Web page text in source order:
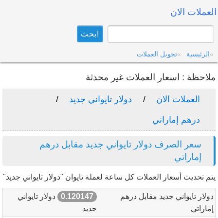
العملات الان
الرئيسية تحويل العملات
ملاحظة : اسعار العملات غير محدثة
العملات الان دولار تايواني جديد
درهم إماراتي
سعر الصرف دولار تايواني جديد مقابل درهم
إماراتي
يتم تحديث أسعار العملات كل ساعة لعملة تايوان "دولار تايواني جديد"
دولار تايواني جديد مقابل درهم
إماراتي
0.120147
دولار تايواني
جديد